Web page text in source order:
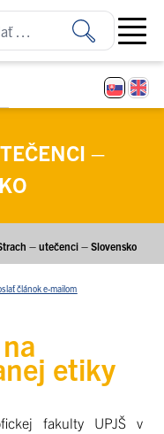
Open
–
– utečenci – Slovensko
článok e-mailom
etiky
fakulty UPJŠ v